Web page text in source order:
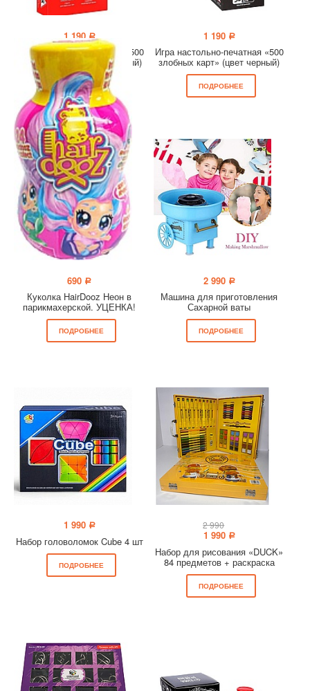
1 190 a
Игра настольно-печатная «500
злобных карт» (цвет красный)
ПОДРОБНЕЕ
1 190 a
Игра настольно-печатная «500
злобных карт» (цвет черный)
ПОДРОБНЕЕ
690 a
Куколка HairDooz Неон в
парикмахерской. УЦЕНКА!
ПОДРОБНЕЕ
2 990 a
Машина для приготовления
Сахарной ваты
ПОДРОБНЕЕ
1 990 a
Набор головоломок Cube 4 шт
ПОДРОБНЕЕ
2 990
1 990 a
Набор для рисования «DUCK»
84 предметов + раскраска
ПОДРОБНЕЕ